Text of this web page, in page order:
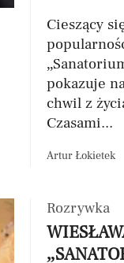
Cieszący
pokazuje
chwil z
Czasami...
Artur Łokietek
Rozrywka